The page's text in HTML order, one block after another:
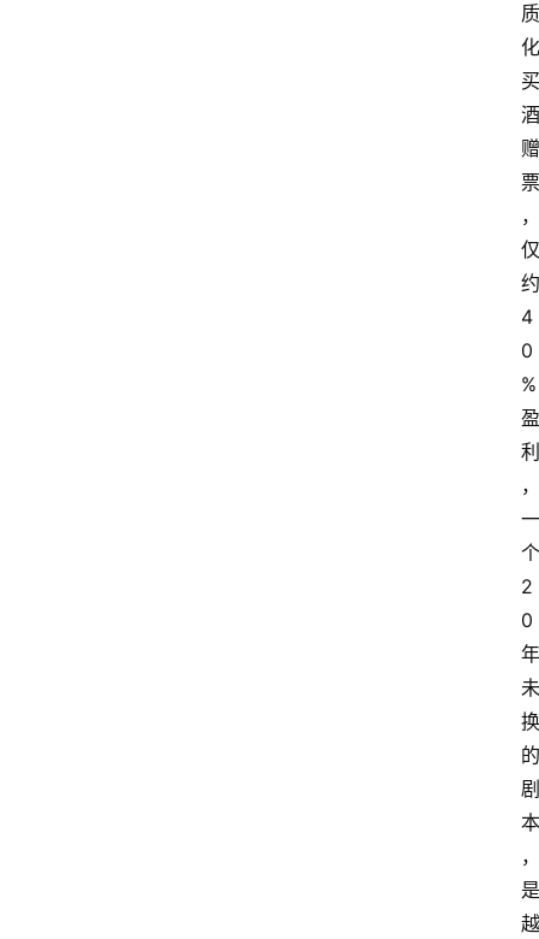
质
化
买
酒
赠
票
，
仅
约
4
0
%
盈
利
，
一
个
2
0
年
未
换
的
剧
本
，
是
越